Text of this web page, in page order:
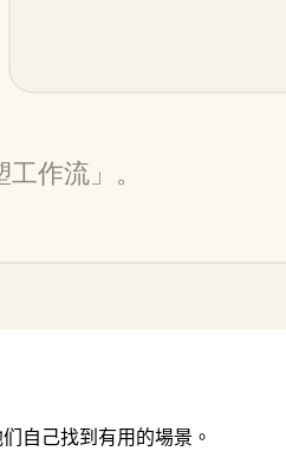
自己找到有用的場景。